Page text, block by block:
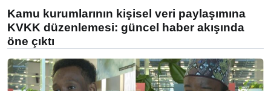
Kamu kurumlarının kişisel veri paylaşımına
KVKK düzenlemesi: güncel haber akışında
öne çıktı